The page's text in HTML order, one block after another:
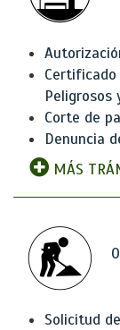
Certificado
Peligrosos
Corte de
Denuncia
MÁS
Solicitud